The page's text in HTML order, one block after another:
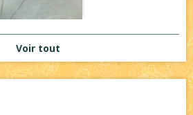
Voir tout